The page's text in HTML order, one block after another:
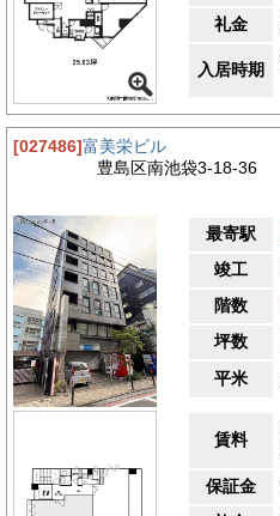
礼金
入居時期
[027486]富美栄ビル
豊島区南池袋3-18-36
最寄駅
竣工
階数
坪数
平米
賃料
保証金